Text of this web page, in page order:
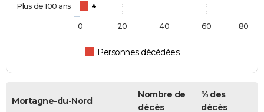
4
Personnes décédées
Plus de 100 ans
0 20 40 60 80
Mortagne-du-Nord
Nombre de
décès
% des
décès